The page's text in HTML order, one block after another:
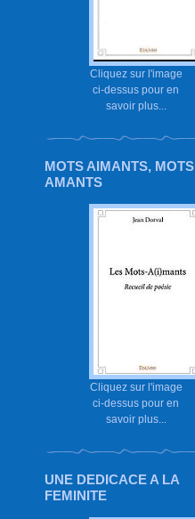
Cliquez sur l'image
ci-dessus pour en
savoir plus...
MOTS AIMANTS, MOTS
AMANTS
Cliquez sur l'image
ci-dessus pour en
savoir plus...
UNE DEDICACE A LA
FEMINITE